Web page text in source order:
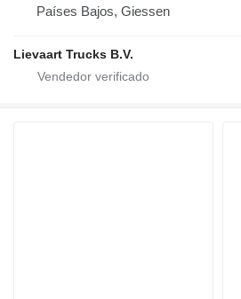
Países Bajos, Giessen
Lievaart Trucks B.V.